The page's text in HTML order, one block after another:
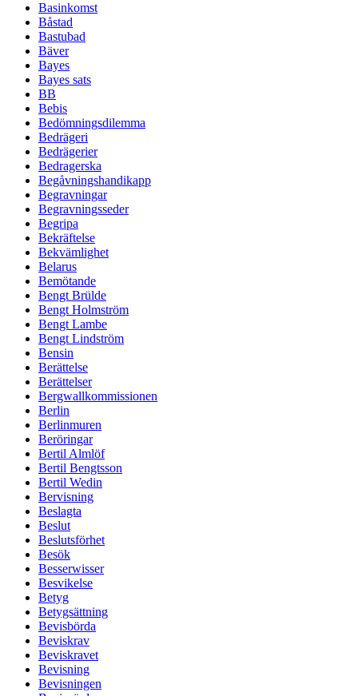
Basinkomst
Båstad
Bastubad
Bäver
Bayes
Bayes sats
BB
Bebis
Bedömningsdilemma
Bedrägeri
Bedrägerier
Bedragerska
Begåvningshandikapp
Begravningar
Begravningsseder
Begripa
Bekräftelse
Bekvämlighet
Belarus
Bemötande
Bengt Brülde
Bengt Holmström
Bengt Lambe
Bengt Lindström
Bensin
Berättelse
Berättelser
Bergwallkommissionen
Berlin
Berlinmuren
Beröringar
Bertil Almlöf
Bertil Bengtsson
Bertil Wedin
Bervisning
Beslagta
Beslut
Beslutsförhet
Besök
Besserwisser
Besvikelse
Betyg
Betygsättning
Bevisbörda
Beviskrav
Beviskravet
Bevisning
Bevisningen